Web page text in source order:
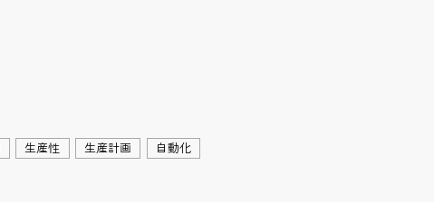
生産性 生産計画 自動化